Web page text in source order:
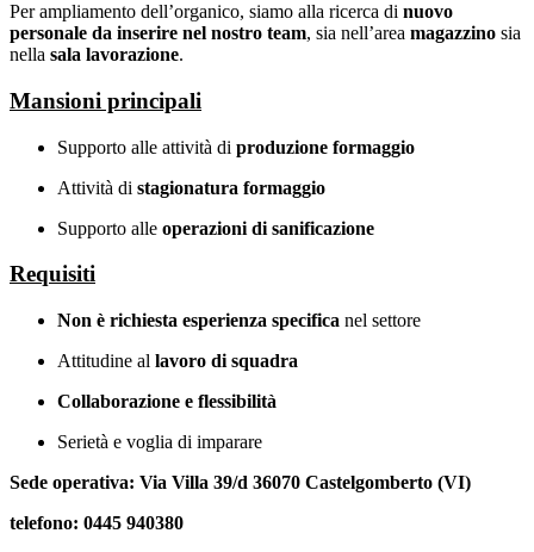
Per ampliamento dell’organico, siamo alla ricerca di nuovo
personale da inserire nel nostro team, sia nell’area magazzino sia
nella sala lavorazione.
Mansioni principali
Supporto alle attività di produzione formaggio
Attività di stagionatura formaggio
Supporto alle operazioni di sanificazione
Requisiti
Non è richiesta esperienza specifica nel settore
Attitudine al lavoro di squadra
Collaborazione e flessibilità
Serietà e voglia di imparare
Sede operativa: Via Villa 39/d 36070 Castelgomberto (VI)
telefono: 0445 940380